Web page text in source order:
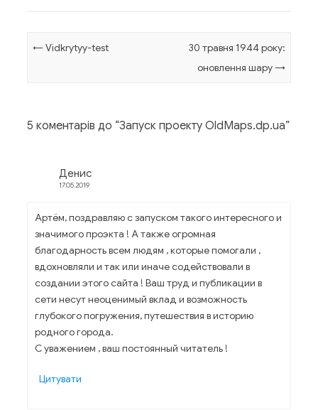
Навігація по запису
←Vidkrytyy-test
30 травня 1944 року:
оновлення шару→
5 коментарів до “Запуск проекту OldMaps.dp.ua”
Денис
17.05.2019
Артём, поздравляю с запуском такого интересного и
значимого проэкта ! А также огромная
благодарность всем людям , которые помогали ,
вдохновляли и так или иначе содействовали в
создании этого сайта ! Ваш труд и публикации в
сети несут неоценимый вклад и возможность
глубокого погружения, путешествия в историю
родного города.
С уважением , ваш постоянный читатель !
Цитувати